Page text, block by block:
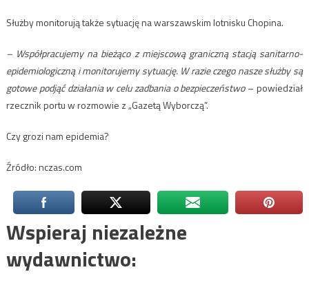
Służby monitorują także sytuację na warszawskim lotnisku Chopina.
– Współpracujemy na bieżąco z miejscową graniczną stacją sanitarno-
epidemiologiczną i monitorujemy sytuację. W razie czego nasze służby są
gotowe podjąć działania w celu zadbania o bezpieczeństwo– powiedział
rzecznik portu w rozmowie z „Gazetą Wyborczą”.
Czy grozi nam epidemia?
Źródło: nczas.com
Wspieraj niezależne
wydawnictwo: